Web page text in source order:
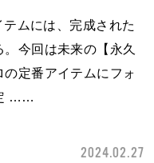
ムには、完成された
今回は未来の【永久
定番アイテムにフォ
……
2024.02.27